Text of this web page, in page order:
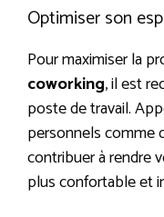
Optimiser son
Pour maximiser la
coworking, il est
poste de travail.
personnels comme
contribuer à rendre
plus confortable et